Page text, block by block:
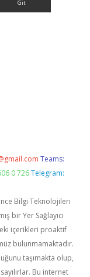
Teams:
0 726 Telegram:
Bilgi Teknolojileri
bir Yer Sağlayıcı
içerikleri proaktif
bulunmamaktadır.
taşımakta olup,
Bu internet